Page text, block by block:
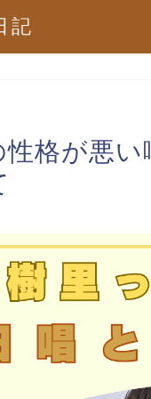
記
性格が悪